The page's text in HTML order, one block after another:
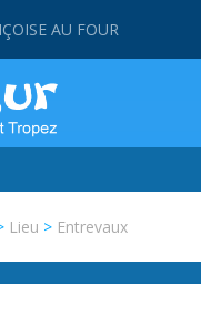
AU FOUR
Lieu > Entrevaux